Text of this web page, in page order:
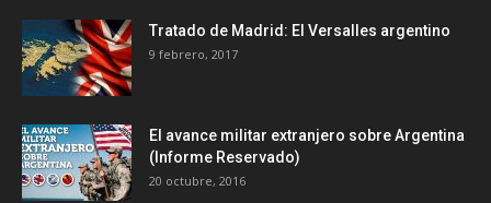
Tratado de Madrid: El Versalles argentino
9 febrero, 2017
El avance militar extranjero sobre Argentina
(Informe Reservado)
20 octubre, 2016